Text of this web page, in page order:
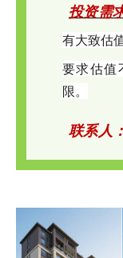
投资需
有大致估
要求估值
限。
联系人：